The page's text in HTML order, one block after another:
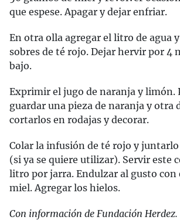
que espese. Apagar y dejar enfriar.
En otra olla agregar el litro de agua
sobres de té rojo. Dejar hervir por 4
bajo.
Exprimir el jugo de naranja y limón.
guardar una pieza de naranja y otra
cortarlos en rodajas y decorar.
Colar la infusión de té rojo y
(si ya se quiere utilizar). Servir este
litro por jarra. Endulzar al gusto con
miel. Agregar los hielos.
Con información de Fundación Herdez.